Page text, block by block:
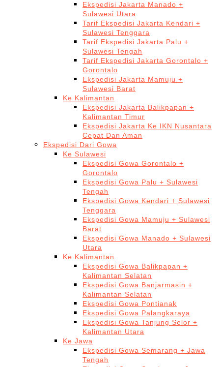
Ekspedisi Jakarta Manado +
Sulawesi Utara
Tarif Ekspedisi Jakarta Kendari +
Sulawesi Tenggara
Tarif Ekspedisi Jakarta Palu +
Sulawesi Tengah
Tarif Ekspedisi Jakarta Gorontalo +
Gorontalo
Ekspedisi Jakarta Mamuju +
Sulawesi Barat
Ke Kalimantan
Ekspedisi Jakarta Balikpapan +
Kalimantan Timur
Ekspedisi Jakarta Ke IKN Nusantara
Cepat Dan Aman
Ekspedisi Dari Gowa
Ke Sulawesi
Ekspedisi Gowa Gorontalo +
Gorontalo
Ekspedisi Gowa Palu + Sulawesi
Tengah
Ekspedisi Gowa Kendari + Sulawesi
Tenggara
Ekspedisi Gowa Mamuju + Sulawesi
Barat
Ekspedisi Gowa Manado + Sulawesi
Utara
Ke Kalimantan
Ekspedisi Gowa Balikpapan +
Kalimantan Selatan
Ekspedisi Gowa Banjarmasin +
Kalimantan Selatan
Ekspedisi Gowa Pontianak
Ekspedisi Gowa Palangkaraya
Ekspedisi Gowa Tanjung Selor +
Kalimantan Utara
Ke Jawa
Ekspedisi Gowa Semarang + Jawa
Tengah